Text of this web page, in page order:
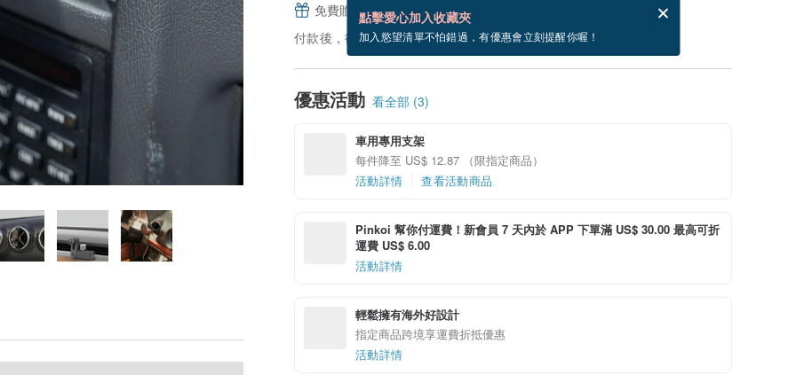
點擊愛心加入收藏夾
加入慾望清單不怕錯過，有優惠會立刻提醒你喔！
免費贈送電子賀卡，結帳完成後填寫
付款後，從備貨到寄出商品為 3 個工作天。（不包含假日）
優惠活動 看全部 (3)
車用專用支架
每件降至 US$ 12.87 （限指定商品）
活動詳情
查看活動商品
Pinkoi 幫你付運費！新會員 7 天內於 APP 下單滿 US$ 30.00 最高可折
運費 US$ 6.00
活動詳情
輕鬆擁有海外好設計
指定商品跨境享運費折抵優惠
活動詳情